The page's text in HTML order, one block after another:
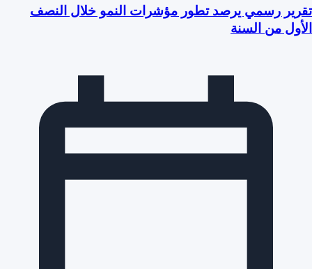
تقرير رسمي يرصد تطور مؤشرات النمو خلال النصف
الأول من السنة